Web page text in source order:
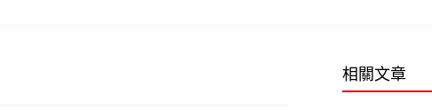
相關文章